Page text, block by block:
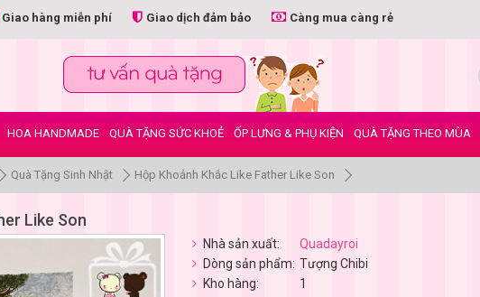
Giao hàng miễn phí Giao dịch đảm bảo Càng mua càng rẻ
HOA HANDMADE QUÀ TẶNG SỨC KHOẺ ỐP LƯNG & PHỤ KIỆN QUÀ TẶNG THEO MÙA
Quà Tặng Sinh Nhật Hộp Khoảnh Khắc Like Father Like Son
Like Son
Nhà sản xuất:
Quadayroi
Dòng sản phẩm: Tượng Chibi
Kho hàng:
1